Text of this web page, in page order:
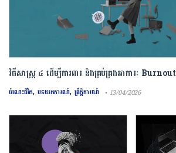
វិធីសាស្រ្ត ៤ ​ដើម្បី​ការពារ និងគ្រប់គ្រង​អាការៈ Burnout
ចំណេះជីវិត, បទយកការណ៍, ព្រឹត្តិការណ៍ • 13/04/2026